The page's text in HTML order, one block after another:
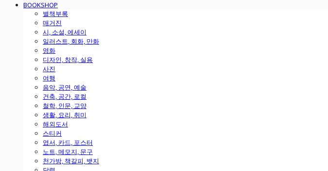
BOOKSHOP
별책부록
매거진
시, 소설, 에세이
일러스트, 회화, 만화
영화
디자인, 창작, 실용
사진
여행
음악, 공연, 예술
건축, 공간, 로컬
철학, 인문, 교양
생활, 요리, 취미
해외도서
스티커
엽서, 카드, 포스터
노트, 메모지, 문구
천가방, 책갈피, 뱃지